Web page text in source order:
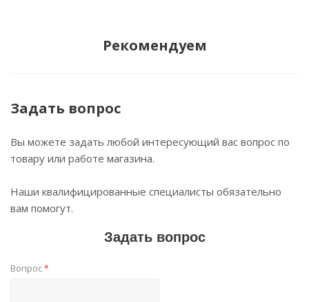
Рекомендуем
Задать вопрос
Вы можете задать любой интересующий вас вопрос по
товару или работе магазина.
Наши квалифицированные специалисты обязательно
вам помогут.
Задать вопрос
Вопрос*